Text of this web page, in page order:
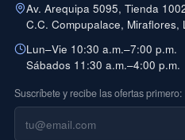
Av. Arequipa 5095, Tienda
C.C. Compupalace, Miraflores,
Lun–Vie 10:30 a.m.–7:00 p.m.
Sábados 11:30 a.m.–4:00 p.m.
Suscríbete y recibe las ofertas primero: